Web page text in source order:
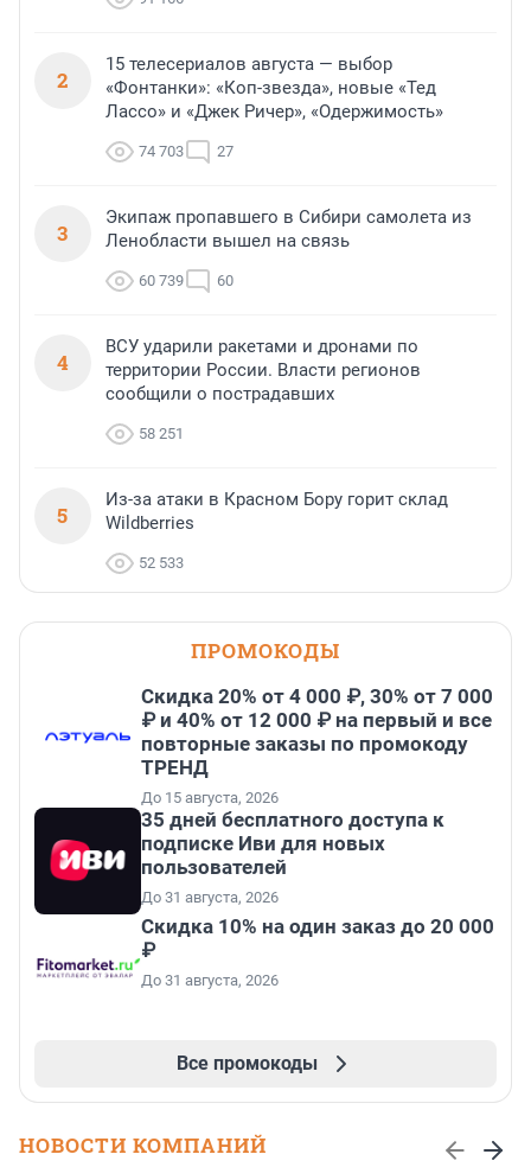
2
15 телесериалов августа — выбор
«Фонтанки»: «Коп-звезда», новые «Тед
Лассо» и «Джек Ричер», «Одержимость»
74 703 27
3
Экипаж пропавшего в Сибири самолета из
Ленобласти вышел на связь
60 739 60
4
ВСУ ударили ракетами и дронами по
территории России. Власти регионов
сообщили о пострадавших
58 251
5
Из-за атаки в Красном Бору горит склад
Wildberries
52 533
ПРОМОКОДЫ
Скидка 20% от 4 000 ₽, 30% от 7 000
₽ и 40% от 12 000 ₽ на первый и все
повторные заказы по промокоду
ТРЕНД
До 15 августа, 2026
35 дней бесплатного доступа к
подписке Иви для новых
пользователей
До 31 августа, 2026
Скидка 10% на один заказ до 20 000
₽
До 31 августа, 2026
Все промокоды
НОВОСТИ КОМПАНИЙ